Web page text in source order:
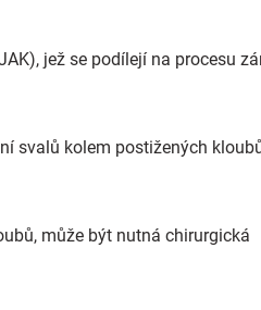
jež se podílejí na procesu
svalů kolem postižených
může být nutná chirurgická